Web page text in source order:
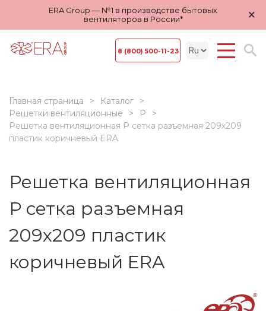
ERA Group — №1 в производстве бытовых
вентиляторов в России*
×
8 (800) 500-11-23
Главная страница
Каталог
Решетки вентиляционные
Р
Решетка вентиляционная Р сетка разъемная 209х209
пластик коричневый ERA
Решетка вентиляционная
Р сетка разъемная
209х209 пластик
коричневый ERA